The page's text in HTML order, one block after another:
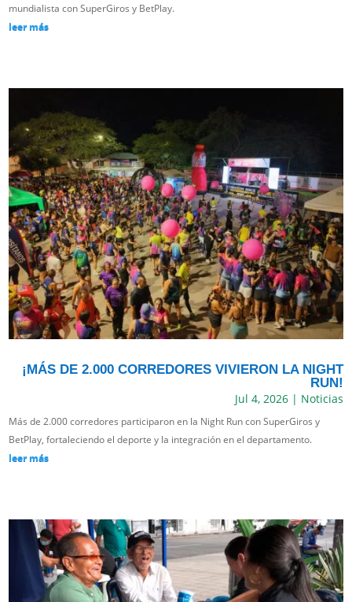
mundialista con SuperGiros y BetPlay.
leer más
¡MÁS DE 2.000 CORREDORES VIVIERON LA NIGHT
RUN!
Jul 4, 2026| Noticias
Más de 2.000 corredores participaron en la Night Run con SuperGiros y
BetPlay, fortaleciendo el deporte y la integración en el departamento.
leer más